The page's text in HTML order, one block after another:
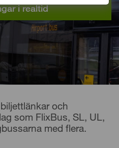
i realtid
och
som FlixBus, SL, UL,
med flera.